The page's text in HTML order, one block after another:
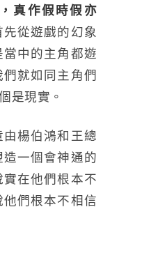
真作假時假亦
從遊戲的幻象
中的主角都遊
就如同主角們
是現實。
楊伯鴻和王總
一個會神通的
在他們根本不
們根本不相信